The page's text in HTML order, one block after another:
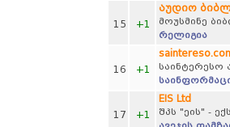
15 +1
აუდიო
მოუსმინე
რელიგია
16 +1
საინტერესო
17 +1
EIS Ltd
შპს "ეის" -